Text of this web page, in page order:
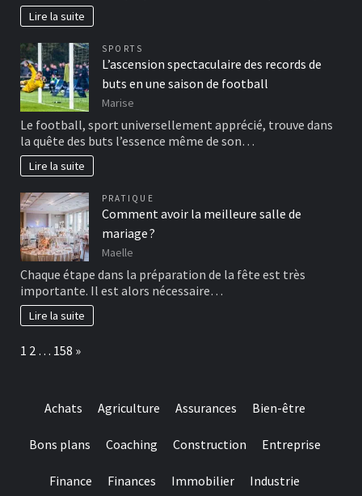
Lire la suite
SPORTS
L’ascension spectaculaire des records de
buts en une saison de football
Marise
Le football, sport universellement apprécié, trouve dans
la quête des buts l’essence même de son…
Lire la suite
PRATIQUE
Comment avoir la meilleure salle de
mariage ?
Maelle
Chaque étape dans la préparation de la fête est très
importante. Il est alors nécessaire…
Lire la suite
Page:
1 2 … 158 Next
»
Achats Agriculture Assurances Bien-être
Bons plans Coaching Construction Entreprise
Finance Finances Immobilier Industrie